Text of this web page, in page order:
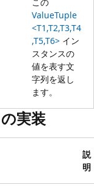
ValueTuple
<T1,T2,T3,T4
,T5,T6> イン
スタンスの
値を表す文
字列を返し
ます。
実装
説
明